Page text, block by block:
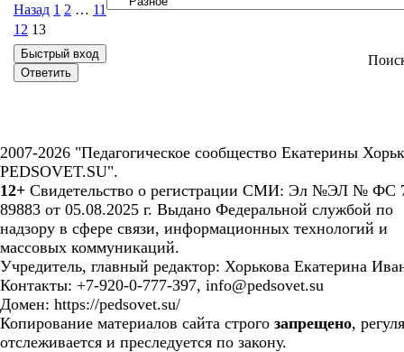
Назад 1 2 … 11
12 13
2007-2026 "Педагогическое сообщество Екатерины
PEDSOVET.SU".
12+ Свидетельство о регистрации СМИ: Эл №ЭЛ № ФС
89883 от 05.08.2025 г. Выдано Федеральной службой по
надзору в сфере связи, информационных технологий и
массовых коммуникаций.
Учредитель, главный редактор: Хорькова Екатерина
Контакты: +7-920-0-777-397, info@pedsovet.su
Домен: https://pedsovet.su/
Копирование материалов сайта строго запрещено,
отслеживается и преследуется по закону.